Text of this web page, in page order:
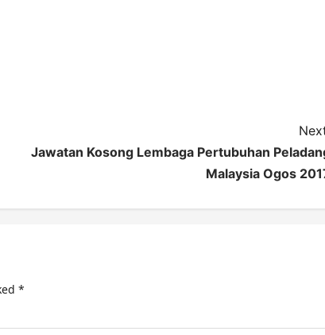
Jawatan Kosong Lembaga Pertubuhan
Malaysia Ogos
*